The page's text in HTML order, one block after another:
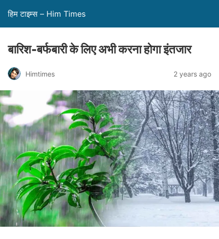
हिम टाइम्स – Him Times
बारिश-बर्फबारी के लिए अभी करना होगा इंतजार
Himtimes 2 years ago